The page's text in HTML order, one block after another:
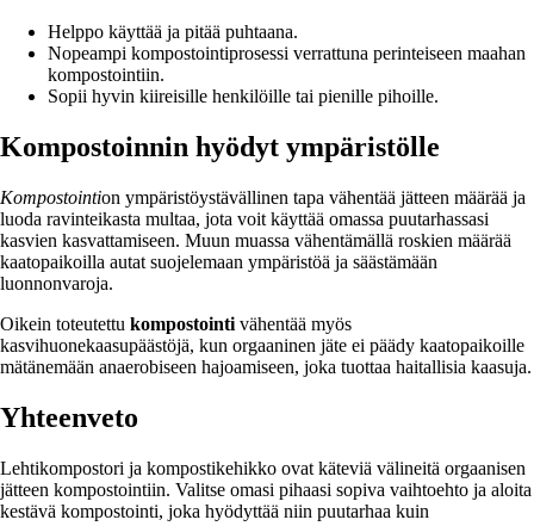
Helppo käyttää ja pitää puhtaana.
Nopeampi kompostointiprosessi verrattuna perinteiseen maahan
kompostointiin.
Sopii hyvin kiireisille henkilöille tai pienille pihoille.
Kompostoinnin hyödyt ympäristölle
Kompostointion ympäristöystävällinen tapa vähentää jätteen määrää ja
luoda ravinteikasta multaa, jota voit käyttää omassa puutarhassasi
kasvien kasvattamiseen. Muun muassa vähentämällä roskien määrää
kaatopaikoilla autat suojelemaan ympäristöä ja säästämään
luonnonvaroja.
Oikein toteutettu kompostointi vähentää myös
kasvihuonekaasupäästöjä, kun orgaaninen jäte ei päädy kaatopaikoille
mätänemään anaerobiseen hajoamiseen, joka tuottaa haitallisia kaasuja.
Yhteenveto
Lehtikompostori ja kompostikehikko ovat käteviä välineitä orgaanisen
jätteen kompostointiin. Valitse omasi pihaasi sopiva vaihtoehto ja aloita
kestävä kompostointi, joka hyödyttää niin puutarhaa kuin